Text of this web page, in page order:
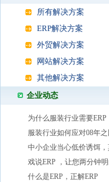
所有解决方案
ERP解决方案
外贸解决方案
网站解决方案
其他解决方案
企业动态
为什么服装行业需要ERP
服装行业如何应对08年之
中小企业当心低价诱饵
戏说ERP ，让您两分钟
什么是ERP，正解ERP